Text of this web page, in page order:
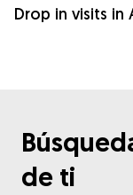
Drop in visits in
de ti